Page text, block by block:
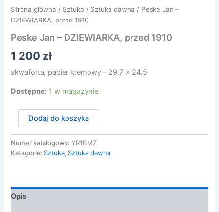
Strona główna / Sztuka / Sztuka dawna / Peske Jan –
DZIEWIARKA, przed 1910
Peske Jan – DZIEWIARKA, przed 1910
1 200 zł
akwaforta, papier kremowy – 29.7 x 24.5
Dostępne: 1 w magazynie
Peske
Jan
-
DZIEWIARKA,
Dodaj do koszyka
Numer katalogowy:YR1BMZ
Kategorie: Sztuka, Sztuka dawna
Opis